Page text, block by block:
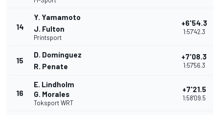
14
Y. Yamamoto
J. Fulton
Printsport
+6'54.3
1:57'42.3
15
D. Domínguez
R. Penate
+7'08.3
1:57'56.3
16
E. Lindholm
G. Morales
Toksport WRT
+7'21.5
1:58'09.5